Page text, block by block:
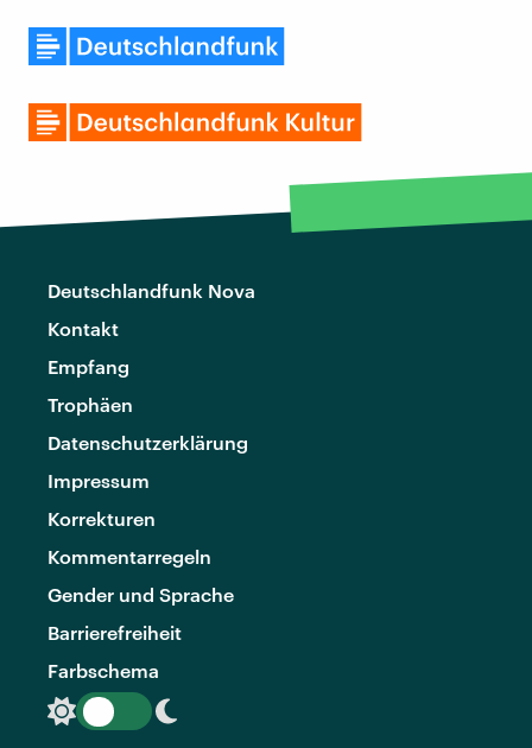
Deutschlandfunk Nova
Kontakt
Empfang
Trophäen
Datenschutzerklärung
Impressum
Korrekturen
Kommentarregeln
Gender und Sprache
Barrierefreiheit
Farbschema